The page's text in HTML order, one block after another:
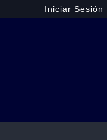
Iniciar Sesión